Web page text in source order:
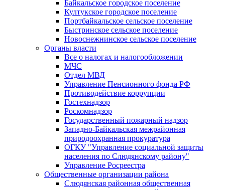
Байкальское городское поселение
Култукское городское поселение
Портбайкальское сельское поселение
Быстринское сельское поселение
Новоснежнинское сельское поселение
Органы власти
Все о налогах и налогообложении
МЧС
Отдел МВД
Управление Пенсионного фонда РФ
Противодействие коррупции
Гостехнадзор
Роскомнадзор
Государственный пожарный надзор
Западно-Байкальская межрайонная
природоохранная прокуратура
ОГКУ "Управление социальной защиты
населения по Слюдянскому району"
Управление Росреестра
Общественные организации района
Слюдянская районная общественная